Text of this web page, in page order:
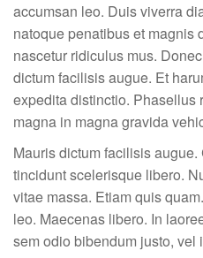
accumsan leo. Duis viverra
natoque penatibus et magnis
nascetur ridiculus mus.
dictum facilisis augue. Et
expedita distinctio. Phasellus
magna in magna gravida
Mauris dictum facilisis
tincidunt scelerisque libero.
vitae massa. Etiam quis
leo. Maecenas libero. In
sem odio bibendum justo,